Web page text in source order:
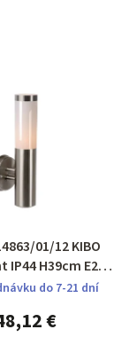
01/12 KIBO
Chrome
do 7-21 dní
€